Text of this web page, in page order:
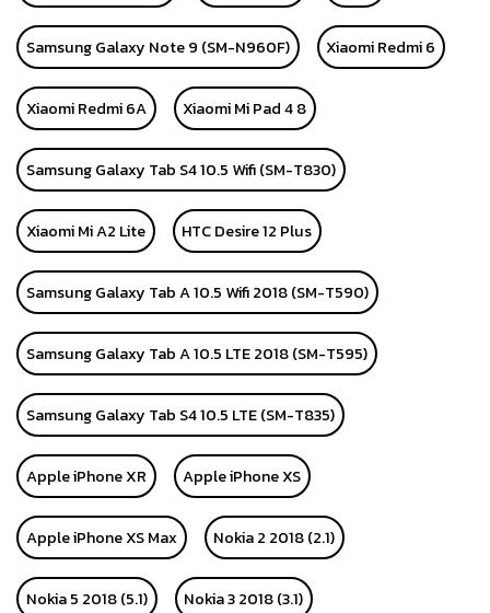
Samsung Galaxy Note 9 (SM-N960F) Xiaomi Redmi 6
Xiaomi Redmi 6A Xiaomi Mi Pad 4 8
Samsung Galaxy Tab S4 10.5 Wifi (SM-T830)
Xiaomi Mi A2 Lite HTC Desire 12 Plus
Samsung Galaxy Tab A 10.5 Wifi 2018 (SM-T590)
Samsung Galaxy Tab A 10.5 LTE 2018 (SM-T595)
Samsung Galaxy Tab S4 10.5 LTE (SM-T835)
Apple iPhone XR Apple iPhone XS
Apple iPhone XS Max Nokia 2 2018 (2.1)
Nokia 5 2018 (5.1) Nokia 3 2018 (3.1)